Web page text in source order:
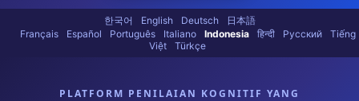
한국어 English Deutsch
日本語
Français
Español Português Italiano Indonesia हिन्दी Русский
Tiếng
Việt
Türkçe